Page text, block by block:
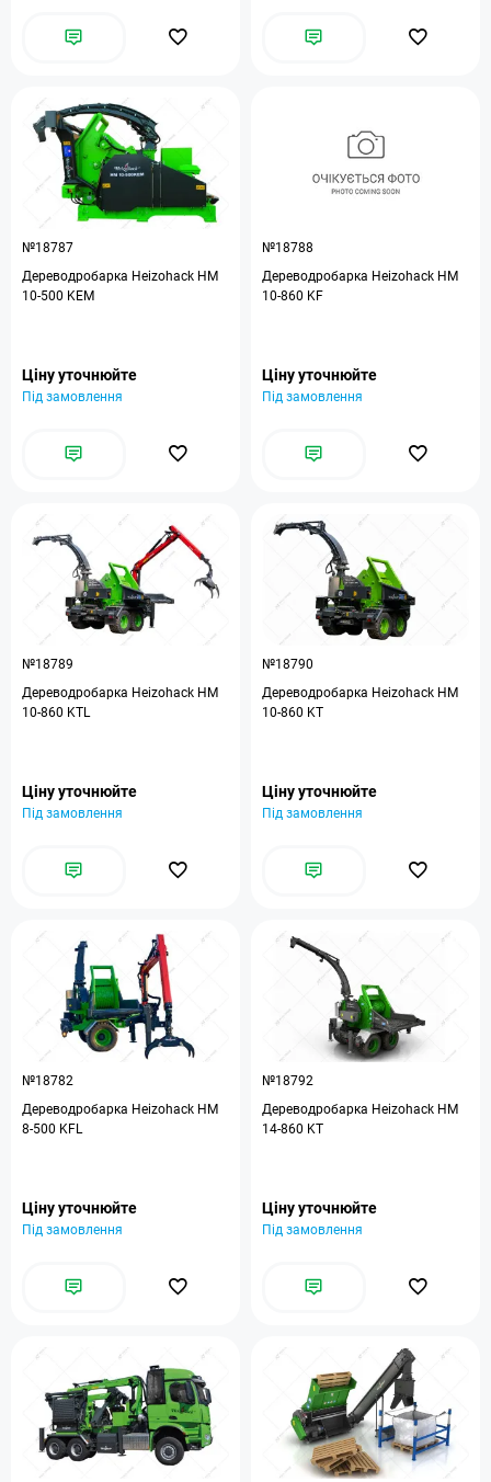
№18787
Дереводробарка Heizohack HM
10-500 KEM
Ціну уточнюйте
Під замовлення
№18788
Дереводробарка Heizohack HM
10-860 KF
Ціну уточнюйте
Під замовлення
№18789
Дереводробарка Heizohack HM
10-860 KTL
Ціну уточнюйте
Під замовлення
№18790
Дереводробарка Heizohack HM
10-860 KT
Ціну уточнюйте
Під замовлення
№18782
Дереводробарка Heizohack HM
8-500 KFL
Ціну уточнюйте
Під замовлення
№18792
Дереводробарка Heizohack HM
14-860 KT
Ціну уточнюйте
Під замовлення